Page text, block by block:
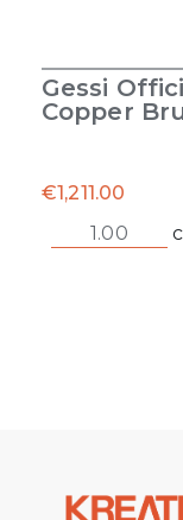
Gessi
Copper
€1,211.00